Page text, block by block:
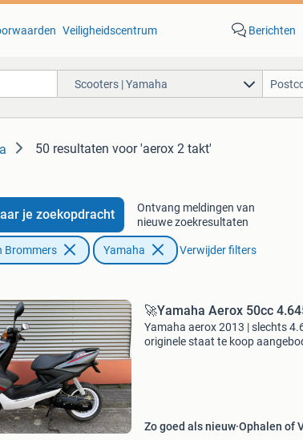
Veiligheidscentrum Berichten
Scooters | Yamaha
50 resultaten voor 'aerox 2 takt'
je zoekopdracht
Ontvang meldingen van
nieuwe zoekresultaten
Brommers Yamaha Verwijder filters
🚀Yamaha Aerox 50cc
Yamaha aerox 2013 | slechts
originele staat te koop
Zo goed als nieuw Ophalen of